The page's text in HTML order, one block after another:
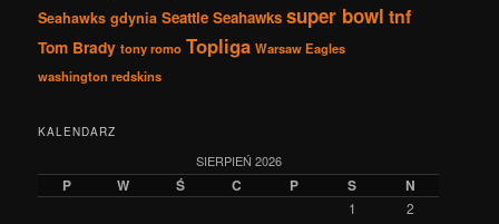
Seahawks gdynia Seattle Seahawks super bowl tnf
Tom Brady tony romo Topliga Warsaw Eagles
washington redskins
KALENDARZ
SIERPIEŃ 2026
P W Ś C P S N
1
2